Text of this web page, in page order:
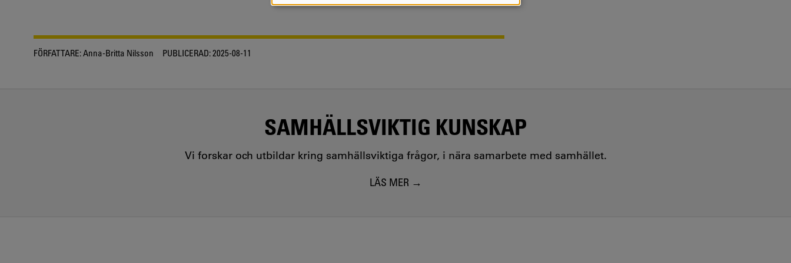
FÖRFATTARE: Anna-Britta Nilsson PUBLICERAD:2025-08-11
SAMHÄLLSVIKTIG KUNSKAP
Vi forskar och utbildar kring samhällsviktiga frågor, i nära samarbete med samhället.
LÄS MER